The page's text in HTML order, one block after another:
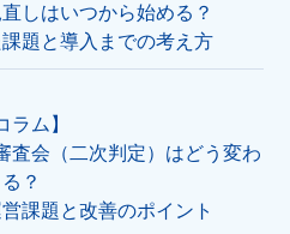
しはいつから始める？
題と導入までの考え方
ラム】
査会（二次判定）はどう変わ
る？
課題と改善のポイント